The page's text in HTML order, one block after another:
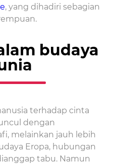
, yang dihadiri sebagian
budaya
terhadap cinta
dengan
melainkan jauh lebih
Eropa, hubungan
tabu. Namun